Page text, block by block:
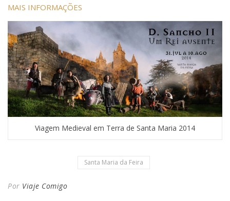
MAIS INFORMAÇÕES
Viagem Medieval em Terra de Santa Maria 2014
Santa Maria da Feira
Por Viaje Comigo